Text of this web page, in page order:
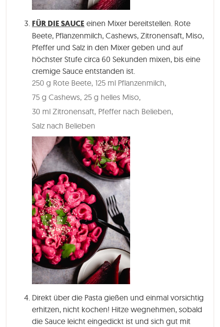
FÜR DIE SAUCE einen Mixer bereitstellen. Rote
Beete, Pflanzenmilch, Cashews, Zitronensaft, Miso,
Pfeffer und Salz in den Mixer geben und auf
höchster Stufe circa 60 Sekunden mixen, bis eine
cremige Sauce entstanden ist.
250 g Rote Beete, 125 ml Pflanzenmilch,
75 g Cashews, 25 g helles Miso,
30 ml Zitronensaft, Pfeffer nach Belieben,
Salz nach Belieben
Direkt über die Pasta gießen und einmal vorsichtig
erhitzen, nicht kochen! Hitze wegnehmen, sobald
die Sauce leicht eingedickt ist und sich gut mit